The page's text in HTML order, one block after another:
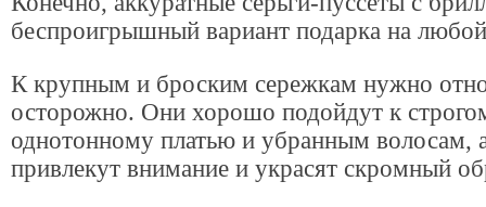
беспроигрышный вариант подарка на
К крупным и броским сережкам нужно
осторожно. Они хорошо подойдут к
однотонному платью и убранным волосам,
привлекут внимание и украсят скромный